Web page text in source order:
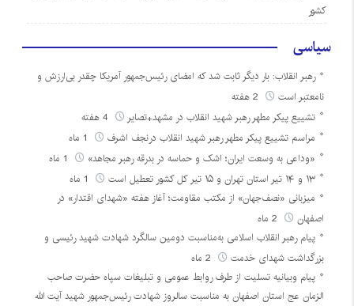
کشور
سیاسی
رهبر انقلاب: بار دیگر ثابت شد که امضای رئیس‌جمهور آمریکا چقدر بی‌ارزش و
نامعتبر است
تشییع پیکر مطهر رهبر شهید انقلاب در مشهد+تصایر
مراسم تشییع پیکر مطهر رهبر شهید انقلاب درنجف اشرف
«وداعی به وسعت ایران؛ اشک و حماسه در بدرقه رهبر مجاهد»
۱۳ و ۱۴ تیر استان تهران و ۱۵ تیر کل کشور تعطیل است
میزبانی «نصف‌جهان» از مکتب مقاومت؛ آغاز هفته «شهدای اقتدار» در
اصفهان
پیام رهبر انقلاب اسلامی به‌مناسبت دومین سالگرد شهادت شهید رئیسی و
بزرگداشت شهدای خدمت
پیام وبیانیه تسلیت از طرف روابط عمومی و تبلیغات سپاه حضرت صاحب
الزمان عج استان اصفهان به مناسبت سالروز شهادت رئیس‌جمهور شهید آیت الله